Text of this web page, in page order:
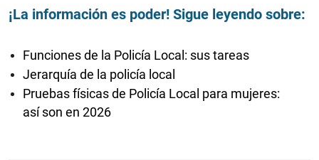
¡La información es poder! Sigue leyendo sobre:
Funciones de la Policía Local: sus tareas
Jerarquía de la policía local
Pruebas físicas de Policía Local para mujeres:
así son en 2026